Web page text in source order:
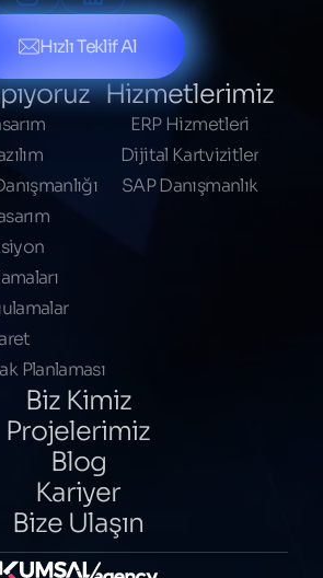
Hızlı Teklif Al
Planlaması
Hizmetlerimiz
ERP Hizmetleri
Dijital Kartvizitler
SAP Danışmanlık
Biz Kimiz
Projelerimiz
Blog
Kariyer
Bize Ulaşın